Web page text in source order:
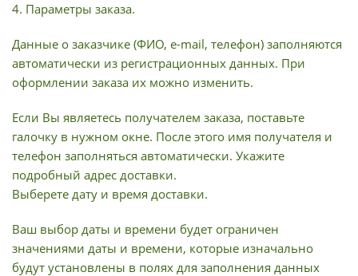
4. Параметры заказа.
Данные о заказчике (ФИО, e-mail, телефон) заполняются
автоматически из регистрационных данных. При
оформлении заказа их можно изменить.
Если Вы являетесь получателем заказа, поставьте
галочку в нужном окне. После этого имя получателя и
телефон заполняться автоматически. Укажите
подробный адрес доставки.
Выберете дату и время доставки.
Ваш выбор даты и времени будет ограничен
значениями даты и времени, которые изначально
будут установлены в полях для заполнения данных